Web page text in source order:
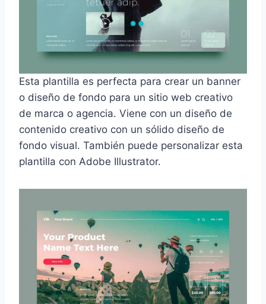
Esta plantilla es perfecta para crear un banner
o diseño de fondo para un sitio web creativo
de marca o agencia. Viene con un diseño de
contenido creativo con un sólido diseño de
fondo visual. También puede personalizar esta
plantilla con Adobe Illustrator.